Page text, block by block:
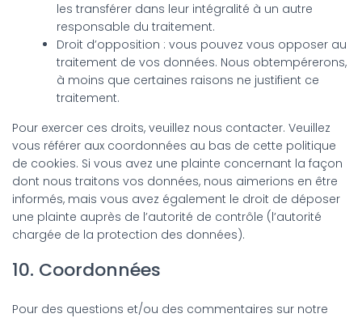
les transférer dans leur intégralité à un autre
responsable du traitement.
Droit d’opposition : vous pouvez vous opposer au
traitement de vos données. Nous obtempérerons,
à moins que certaines raisons ne justifient ce
traitement.
Pour exercer ces droits, veuillez nous contacter. Veuillez
vous référer aux coordonnées au bas de cette politique
de cookies. Si vous avez une plainte concernant la façon
dont nous traitons vos données, nous aimerions en être
informés, mais vous avez également le droit de déposer
une plainte auprès de l’autorité de contrôle (l’autorité
chargée de la protection des données).
10. Coordonnées
Pour des questions et/ou des commentaires sur notre